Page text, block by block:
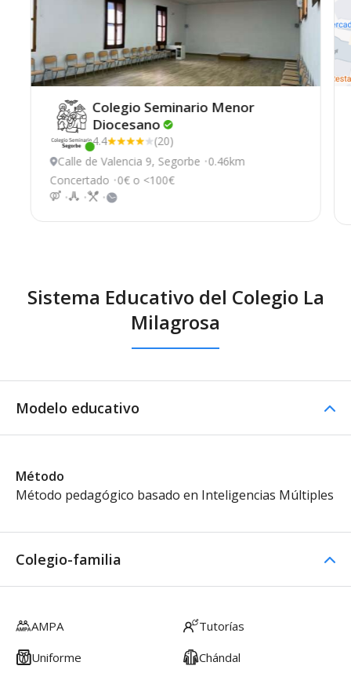
Este centro ha estado online recientemente
Colegio Seminario Menor
Diocesano
4.4
(20)
Calle de Valencia 9, Segorbe 0.46km
Concertado 0€ o <100€
Sistema Educativo del Colegio La
Milagrosa
Modelo educativo
Método
Método pedagógico basado en Inteligencias Múltiples
Colegio-familia
AMPA
Tutorías
Uniforme
Chándal